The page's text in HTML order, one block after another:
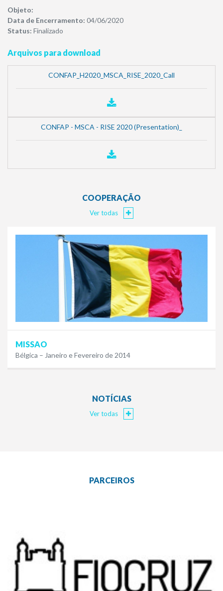
Objeto:
​Data de Encerramento: 04/06/2020
Status: Finalizado
Arquivos para download
CONFAP_H2020_MSCA_RISE_2020_Call
CONFAP - MSCA - RISE 2020 (Presentation)_
COOPERAÇÃO
Ver todas
MISSAO
Bélgica – Janeiro e Fevereiro de 2014
NOTÍCIAS
Ver todas
PARCEIROS